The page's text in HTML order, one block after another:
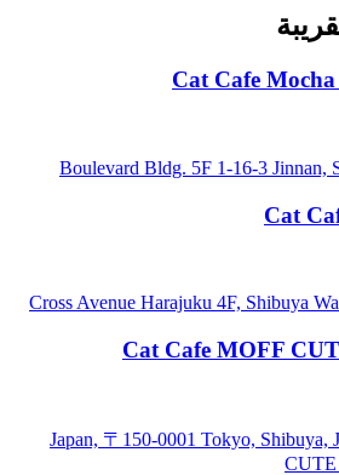
Cat Cafe
Boulevard Bldg. 5F 1-16-3 Jinnan,
Cat
Cat Cafe MOFF
Japan, 〒150-0001 Tokyo, Shibuya,